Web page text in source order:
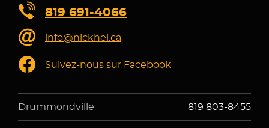
819 691-4066
info@nickhel.ca
Suivez-nous sur Facebook
Drummondville 819 803-8455